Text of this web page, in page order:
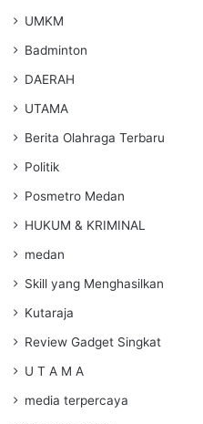
UMKM
Badminton
DAERAH
UTAMA
Berita Olahraga Terbaru
Politik
Posmetro Medan
HUKUM & KRIMINAL
medan
Skill yang Menghasilkan
Kutaraja
Review Gadget Singkat
U T A M A
media terpercaya